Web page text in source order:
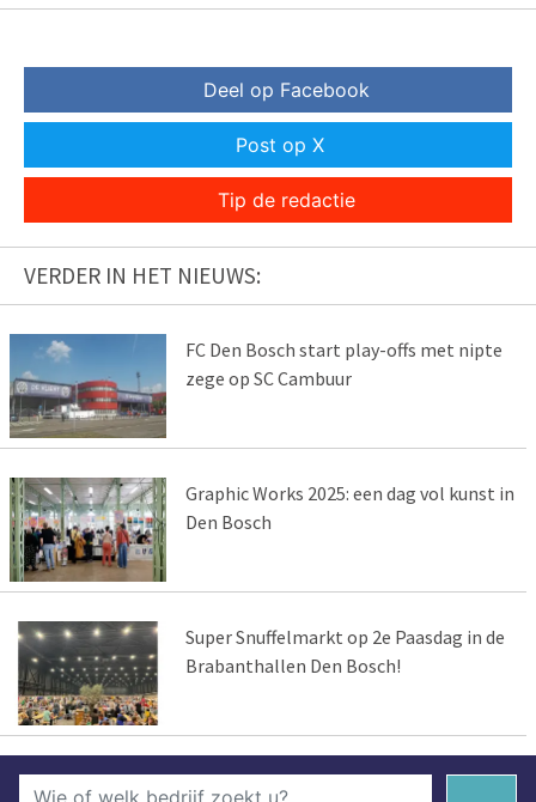
Deel op Facebook
Post op X
Tip de redactie
VERDER IN HET NIEUWS:
FC Den Bosch start play-offs met nipte
zege op SC Cambuur
Graphic Works 2025: een dag vol kunst in
Den Bosch
Super Snuffelmarkt op 2e Paasdag in de
Brabanthallen Den Bosch!